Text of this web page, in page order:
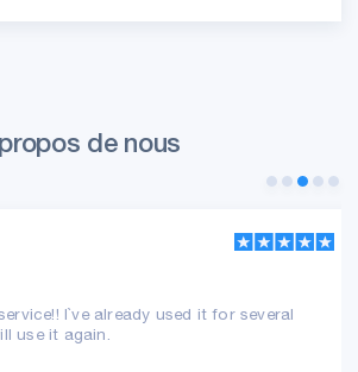
de nous
I`ve already used it for several
use it again.